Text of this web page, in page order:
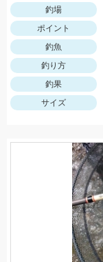
釣場
ポイント
釣魚
釣り方
釣果
サイズ